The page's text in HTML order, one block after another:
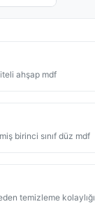
ahşap mdf
birinci sınıf düz mdf
temizleme kolaylığı